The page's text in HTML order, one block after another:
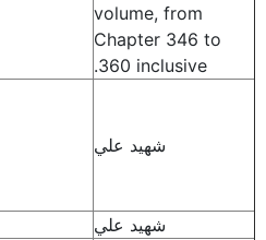
volume, from
Chapter 346 to
360 inclusive.
شهيد علي
شهيد علي